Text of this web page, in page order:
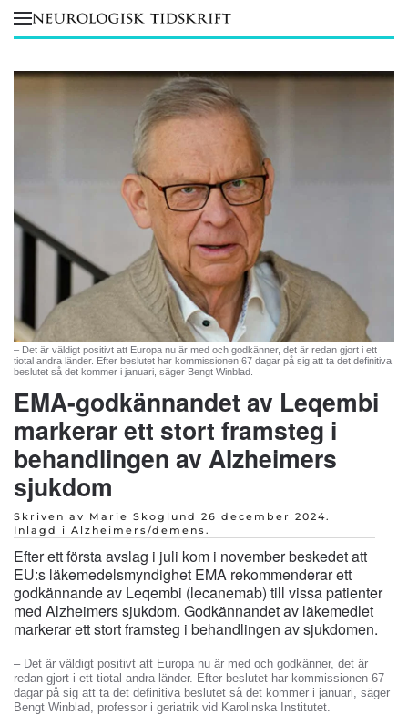
Skip to main content
– Det är väldigt positivt att Europa nu är med och godkänner, det är redan gjort i ett
tiotal andra länder. Efter beslutet har kommissionen 67 dagar på sig att ta det definitiva
beslutet så det kommer i januari, säger Bengt Winblad.
EMA-godkännandet av Leqembi
markerar ett stort framsteg i
behandlingen av Alzheimers
sjukdom
Skriven av Marie Skoglund 26 december 2024.
Inlagd i Alzheimers/demens.
Efter ett första avslag i juli kom i november beskedet att
EU:s läkemedelsmyndighet EMA rekommenderar ett
godkännande av Leqembi (lecanemab) till vissa patienter
med Alzheimers sjukdom. Godkännandet av läkemedlet
markerar ett stort framsteg i behandlingen av sjukdomen.
– Det är väldigt positivt att Europa nu är med och godkänner, det är
redan gjort i ett tiotal andra länder. Efter beslutet har kommissionen 67
dagar på sig att ta det definitiva beslutet så det kommer i januari, säger
Bengt Winblad, professor i geriatrik vid Karolinska Institutet.